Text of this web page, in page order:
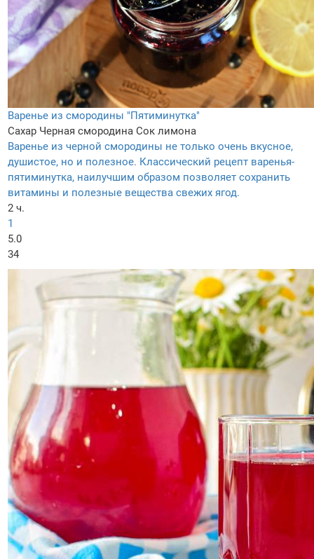
Варенье из смородины "Пятиминутка"
Сахар Черная смородина Сок лимона
Варенье из черной смородины не только очень вкусное,
душистое, но и полезное. Классический рецепт варенья-
пятиминутка, наилучшим образом позволяет сохранить
витамины и полезные вещества свежих ягод.
2 ч.
1
5.0
34